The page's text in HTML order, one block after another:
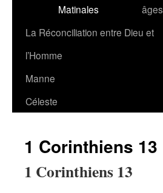
content
Matinales
âges
La Réconciliation entre Dieu et
l’Homme
Manne
Céleste
1 Corinthiens 13
1 Corinthiens 13